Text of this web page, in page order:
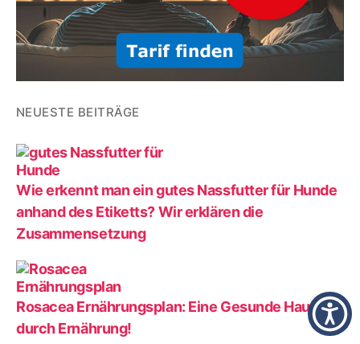
NEUESTE BEITRÄGE
Wie erkennt man ein gutes Nassfutter für Hunde
anhand des Etiketts? Wir erklären die
Zusammensetzung
Rosacea Ernährungsplan: Eine Gesunde Haut
durch Ernährung!